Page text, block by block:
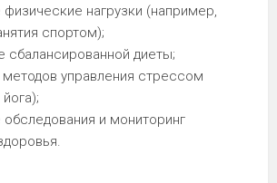
физические нагрузки (например,
спортом);
сбалансированной диеты;
методов управления стрессом
обследования и мониторинг